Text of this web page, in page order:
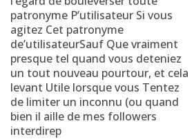
patronyme P’utilisateur Si vous
agitez Cet patronyme
de’utilisateurSauf Que vraiment
presque tel quand vous deteniez
un tout nouveau pourtour, et cela
levant Utile lorsque vous Tentez
de limiter un inconnu (ou quand
bien il aille de mes followers
interdirep